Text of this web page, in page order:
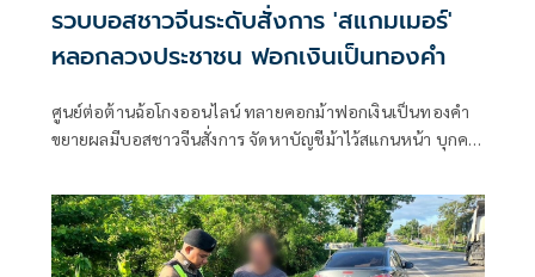
รวบบอสชาวจีนระดับสั่งการ 'สแกมเมอร์'
หลอกลวงประชาชน ฟอกเงินเป็นทองคำ
ศูนย์ต่อต้านฉ้อโกงออนไลน์ ทลายคอกม้าฟอกเงินเป็นทองคำ
ขยายผลมีบอสชาวจีนสั่งการ จัดหาบัญชีม้าไว้สแกนหน้า บุกคา